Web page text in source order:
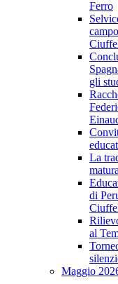
Ferro
gli
La
di
al
Maggio